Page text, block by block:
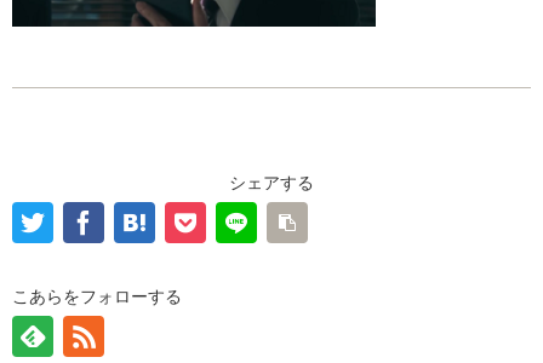
シェアする
こあらをフォローする